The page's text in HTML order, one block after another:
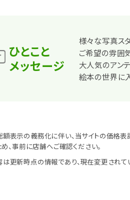
ひとこと
メッセージ
様々な写真ス
ご希望の雰囲
大人気のアン
絵本の世界に
表示の義務化に伴い、当サイトの価格
、事前に店舗へご確認ください。
更新時点の情報であり、現在変更されて